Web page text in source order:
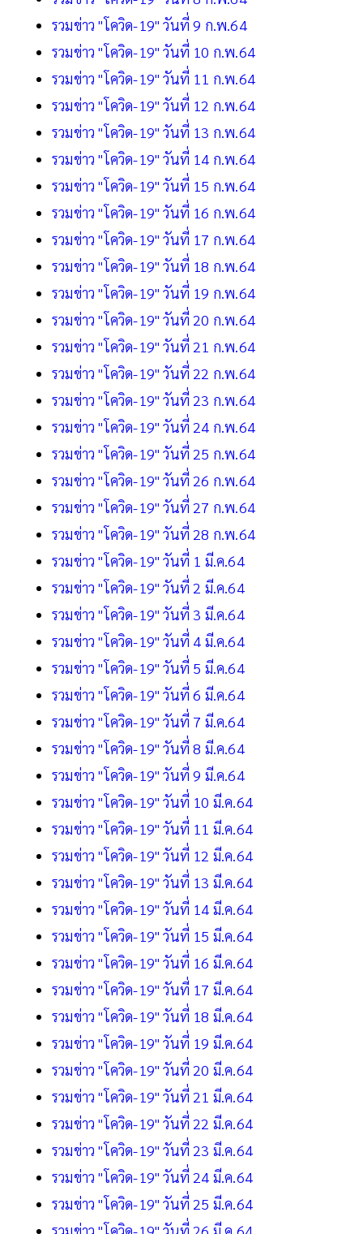
รวมข่าว "โควิด-19" วันที่ 9 ก.พ.64
รวมข่าว "โควิด-19" วันที่ 10 ก.พ.64
รวมข่าว "โควิด-19" วันที่ 11 ก.พ.64
รวมข่าว "โควิด-19" วันที่ 12 ก.พ.64
รวมข่าว "โควิด-19" วันที่ 13 ก.พ.64
รวมข่าว "โควิด-19" วันที่ 14 ก.พ.64
รวมข่าว "โควิด-19" วันที่ 15 ก.พ.64
รวมข่าว "โควิด-19" วันที่ 16 ก.พ.64
รวมข่าว "โควิด-19" วันที่ 17 ก.พ.64
รวมข่าว "โควิด-19" วันที่ 18 ก.พ.64
รวมข่าว "โควิด-19" วันที่ 19 ก.พ.64
รวมข่าว "โควิด-19" วันที่ 20 ก.พ.64
รวมข่าว "โควิด-19" วันที่ 21 ก.พ.64
รวมข่าว "โควิด-19" วันที่ 22 ก.พ.64
รวมข่าว "โควิด-19" วันที่ 23 ก.พ.64
รวมข่าว "โควิด-19" วันที่ 24 ก.พ.64
รวมข่าว "โควิด-19" วันที่ 25 ก.พ.64
รวมข่าว "โควิด-19" วันที่ 26 ก.พ.64
รวมข่าว "โควิด-19" วันที่ 27 ก.พ.64
รวมข่าว "โควิด-19" วันที่ 28 ก.พ.64
รวมข่าว "โควิด-19" วันที่ 1 มี.ค.64
รวมข่าว "โควิด-19" วันที่ 2 มี.ค.64
รวมข่าว "โควิด-19" วันที่ 3 มี.ค.64
รวมข่าว "โควิด-19" วันที่ 4 มี.ค.64
รวมข่าว "โควิด-19" วันที่ 5 มี.ค.64
รวมข่าว "โควิด-19" วันที่ 6 มี.ค.64
รวมข่าว "โควิด-19" วันที่ 7 มี.ค.64
รวมข่าว "โควิด-19" วันที่ 8 มี.ค.64
รวมข่าว "โควิด-19" วันที่ 9 มี.ค.64
รวมข่าว "โควิด-19" วันที่ 10 มี.ค.64
รวมข่าว "โควิด-19" วันที่ 11 มี.ค.64
รวมข่าว "โควิด-19" วันที่ 12 มี.ค.64
รวมข่าว "โควิด-19" วันที่ 13 มี.ค.64
รวมข่าว "โควิด-19" วันที่ 14 มี.ค.64
รวมข่าว "โควิด-19" วันที่ 15 มี.ค.64
รวมข่าว "โควิด-19" วันที่ 16 มี.ค.64
รวมข่าว "โควิด-19" วันที่ 17 มี.ค.64
รวมข่าว "โควิด-19" วันที่ 18 มี.ค.64
รวมข่าว "โควิด-19" วันที่ 19 มี.ค.64
รวมข่าว "โควิด-19" วันที่ 20 มี.ค.64
รวมข่าว "โควิด-19" วันที่ 21 มี.ค.64
รวมข่าว "โควิด-19" วันที่ 22 มี.ค.64
รวมข่าว "โควิด-19" วันที่ 23 มี.ค.64
รวมข่าว "โควิด-19" วันที่ 24 มี.ค.64
รวมข่าว "โควิด-19" วันที่ 25 มี.ค.64